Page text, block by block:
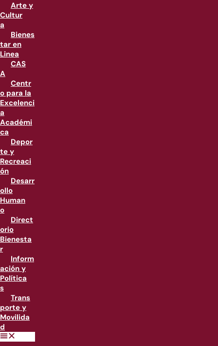
Arte y
Cultur
a
Bienes
tar en
Linea
CAS
A
Centr
o para la
Excelenci
a
Académi
ca
Depor
te y
Recreaci
ón
Desarr
ollo
Human
o
Direct
orio
Bienesta
r
Inform
ación y
Política
s
Trans
porte y
Movilida
d